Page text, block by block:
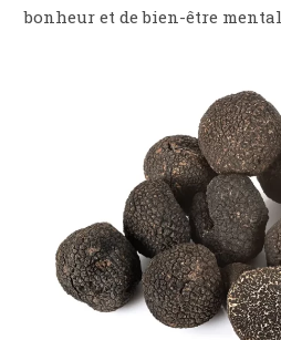
bonheur et de bien-être